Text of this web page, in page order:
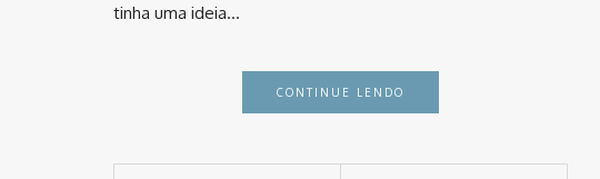
tinha uma ideia…
CONTINUE LENDO